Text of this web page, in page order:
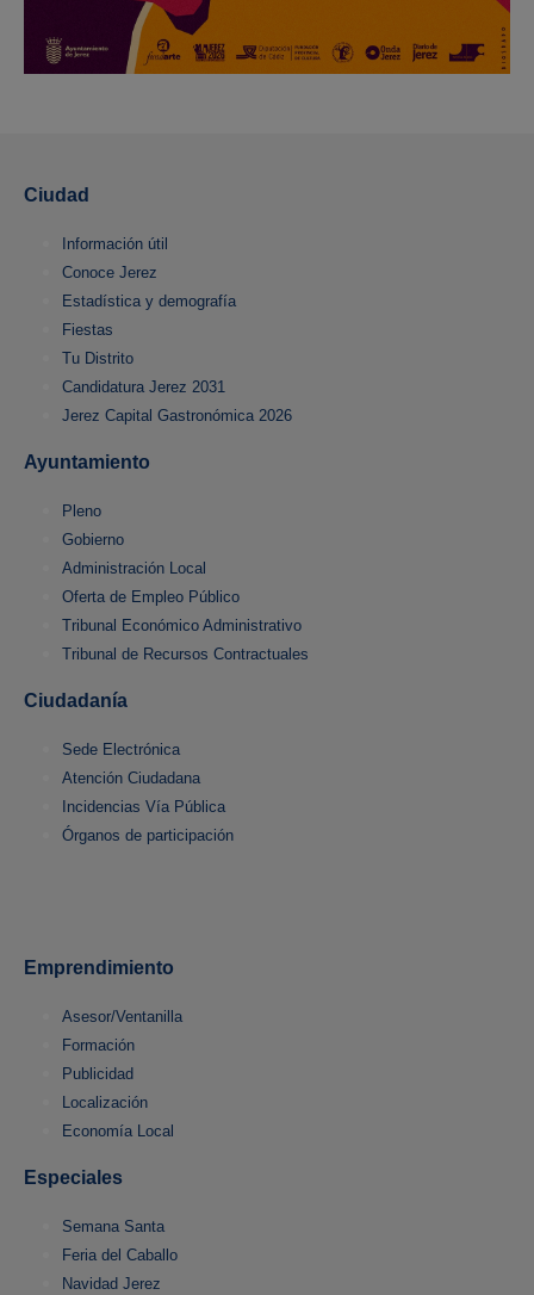
Ciudad
Información útil
Conoce Jerez
Estadística y demografía
Fiestas
Tu Distrito
Candidatura Jerez 2031
Jerez Capital Gastronómica 2026
Ayuntamiento
Pleno
Gobierno
Administración Local
Oferta de Empleo Público
Tribunal Económico Administrativo
Tribunal de Recursos Contractuales
Ciudadanía
Sede Electrónica
Atención Ciudadana
Incidencias Vía Pública
Órganos de participación
Emprendimiento
Asesor/Ventanilla
Formación
Publicidad
Localización
Economía Local
Especiales
Semana Santa
Feria del Caballo
Navidad Jerez